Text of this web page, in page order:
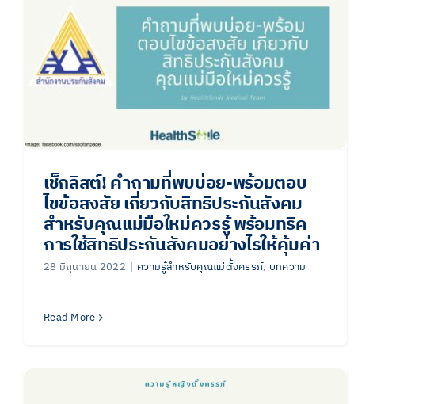
เช็กลิสต์! คำถามที่พบบ่อย-พร้อมตอบ
ไขข้อสงสัย เกี่ยวกับสิทธิประกันสังคม
สำหรับคุณแม่มือใหม่ควรรู้ พร้อมทริค
การใช้สิทธิประกันสังคมอย่างไรให้คุ้มค่า
28 มิถุนายน 2022 | ความรู้สำหรับคุณแม่ตั้งครรภ์, บทความ
Read More